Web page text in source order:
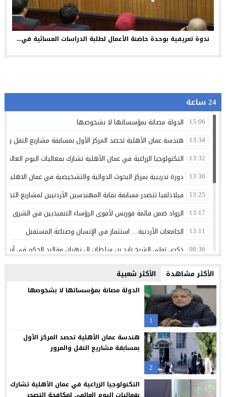
ندوة تعريفية بوحدة حاضنة الأعمال لطلبة الدراسات المسائية في...
24 ساعة
15:06 الدولة مصانة بمؤسساتها لا بشخوصها
13:34 هندسة عمان الأهلية تحصد المركز الأول بمسابقة مشاريع النقل
13:32 التكنولوجيا الزراعية في عمان الأهلية تشارك بفعاليات اليوم العالمي
13:30 دورة تدريبية بمركز البحوث الدوائية والتشخيصية في عمان
13:25 فيلادلفيا تتصدر مسابقة نقابة المهندسين الأردنيين لمشاريع
13:17 الرواد ضمن قائمة فوربس لأقوى الرؤساء التنفيذيين في الشرق
13:11 الجامعات الأردنية… استثمار في الإنسان وصناعة المستقبل
00:36 ذكرى تولي الشيخ زايد بن سلطان ال نهيان مقاليد الحكم في أبو
الإعلامي أحمد القاسم يشكر الفريق الطبي في مستشفى البشير
23:16 مركز جامعة الزيتونة الأردنية الصحي يعزز خدماته المجانية ويواصل
23:12 جامعة الزيتونة الأردنية تحتفل بتخريج الفوج الثلاثين من طلبتها
21:09 “العلوم التطبيقية” تحتضن “بالعربي – عمّان”.. ملتقى المبدعين
20:54 حملة عالمية لكفالة أيتام غزة: لايف للإغاثة والتنمية تكثف
18:45 فراس العرابي يهنيء الدكتور صالح المجالي بالمنصب الجديد
15:11 *العيسوي: الرؤية الملكية جعلت الأردن مركزا واعدا للاستثمار
الأكثر مشاهدة الأكثر شعبية
1
الدولة مصانة بمؤسساتها لا بشخوصها
2
هندسة عمان الأهلية تحصد المركز الأول
بمسابقة مشاريع النقل والمرور
التكنولوجيا الزراعية في عمان الأهلية تشارك